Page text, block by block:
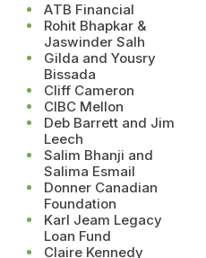
ATB Financial
Rohit Bhapkar &
Jaswinder Salh
Gilda and Yousry
Bissada
Cliff Cameron
CIBC Mellon
Deb Barrett and Jim
Leech
Salim Bhanji and
Salima Esmail
Donner Canadian
Foundation
Karl Jeam Legacy
Loan Fund
Claire Kennedy